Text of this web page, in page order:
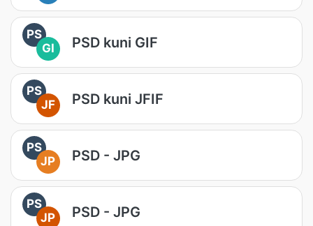
PS
GI
PSD kuni GIF
PS
JF
PSD kuni JFIF
PS
JP
PSD - JPG
PS
JP
PSD - JPG